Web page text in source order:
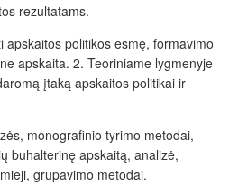
rezultatams.
apskaitos politikos esmę, formavimo
apskaita. 2. Teoriniame lygmenyje
įtaką apskaitos politikai ir
monografinio tyrimo metodai,
buhalterinę apskaitą, analizė,
grupavimo metodai.